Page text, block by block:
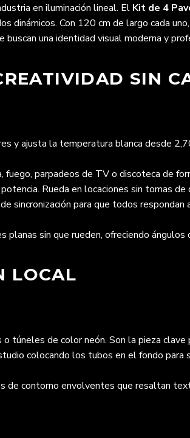
en iluminación lineal. El Kit de 4
dinámicos. Con 120 cm de largo cada
una identidad visual moderna y
SIN
y ajusta la temperatura blanca desde
parpadeos de TV o discoteca de
Rueda en locaciones sin tomas
sincronización para que todos
sin que rueden, ofreciendo ángulos
LOCAL
túneles de color neón. Son la pieza clave
colocando los tubos en el fondo
de contorno envolventes que resaltan